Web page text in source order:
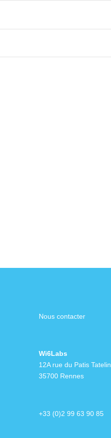
Nous contacter
Wi6Labs
12A rue du Patis Tatelin
35700 Rennes
+33 (0)2 99 63 90 85